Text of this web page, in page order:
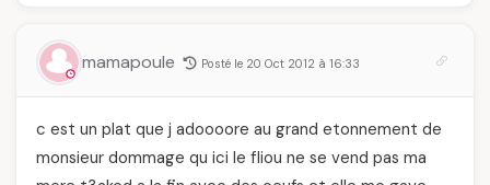
vraiment savoir
mamapoule Posté le 20 Oct 2012 à 16:33
c est un plat que j adoooore au grand etonnement de
monsieur dommage qu ici le fliou ne se vend pas ma